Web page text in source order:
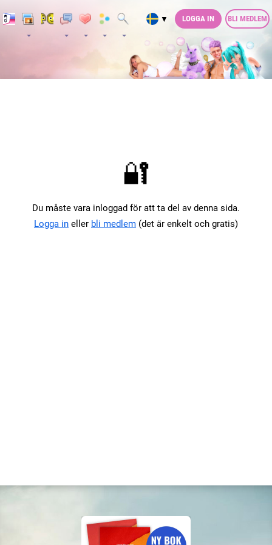
▼ LOGGA IN BLI MEDLEM
🔐
Du måste vara inloggad för att ta del av denna sida.
Logga in eller bli medlem (det är enkelt och gratis)